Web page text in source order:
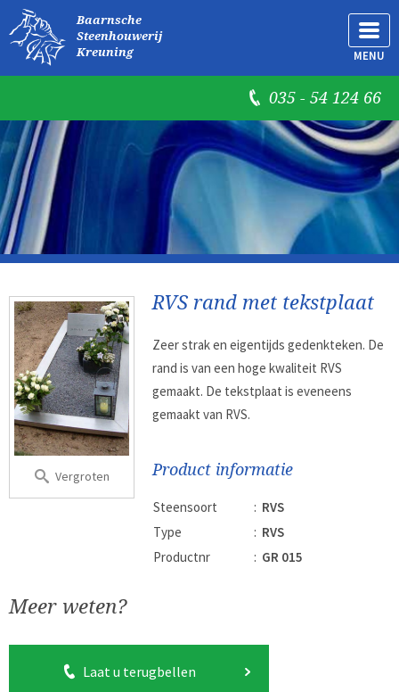
Baarnsche
Steenhouwerij
Kreuning
MENU
035 - 54 124 66
Vergroten
RVS rand met tekstplaat
Zeer strak en eigentijds gedenkteken. De
rand is van een hoge kwaliteit RVS
gemaakt. De tekstplaat is eveneens
gemaakt van RVS.
Product informatie
Steensoort : RVS
Type
: RVS
Productnr
: GR 015
Meer weten?
Laat u terugbellen